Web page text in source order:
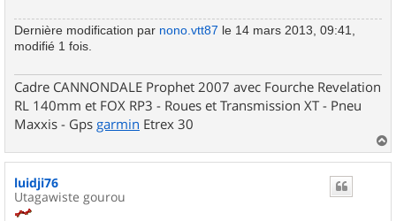
Dernière modification par nono.vtt87 le 14 mars 2013, 09:41,
modifié 1 fois.
Cadre CANNONDALE Prophet 2007 avec Fourche Revelation
RL 140mm et FOX RP3 - Roues et Transmission XT - Pneu
Maxxis - Gps garmin Etrex 30
a
luidji76
Utagawiste gourou